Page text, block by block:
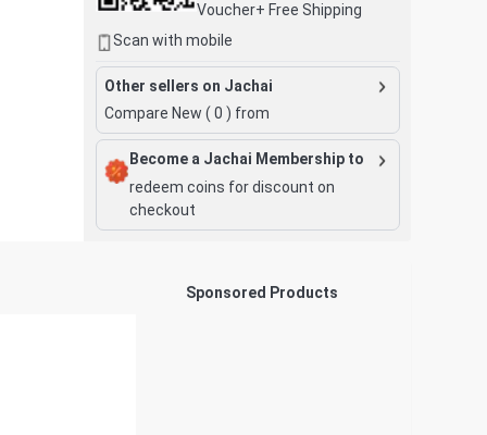
Voucher+ Free Shipping
Scan with mobile
Other sellers on Jachai
Compare New ( 0 ) from
Become a Jachai Membership to
redeem coins for discount on
checkout
Sponsored Products